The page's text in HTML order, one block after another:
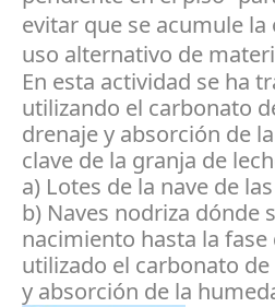
evitar que se acumule
uso alternativo de
En esta actividad se ha
utilizando el carbonato
drenaje y absorción de
clave de la granja de
a) Lotes de la nave de
b) Naves nodriza dónde
nacimiento hasta la fase
utilizado el carbonato
y absorción de la